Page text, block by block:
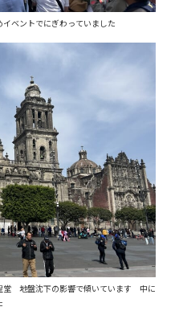
ベントでにぎわっていました
堂 地盤沈下の影響で傾いています 中に